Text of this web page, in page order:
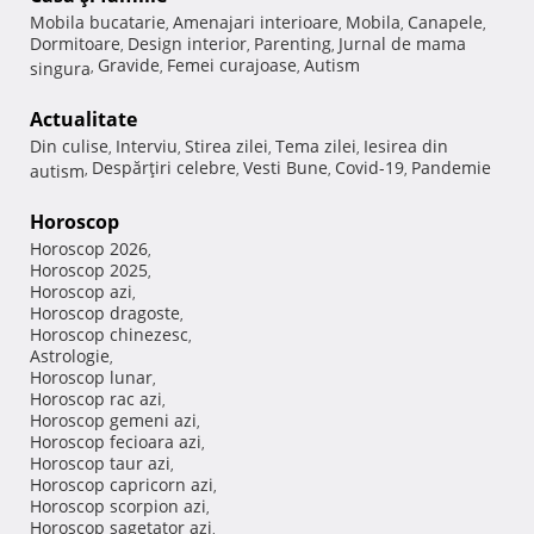
Mobila bucatarie, Amenajari interioare, Mobila, Canapele,
Dormitoare, Design interior, Parenting, Jurnal de mama
singura, Gravide, Femei curajoase, Autism
Actualitate
Din culise, Interviu, Stirea zilei, Tema zilei, Iesirea din
autism, Despărţiri celebre, Vesti Bune, Covid-19, Pandemie
Horoscop
Horoscop 2026,
Horoscop 2025,
Horoscop azi,
Horoscop dragoste,
Horoscop chinezesc,
Astrologie,
Horoscop lunar,
Horoscop rac azi,
Horoscop gemeni azi,
Horoscop fecioara azi,
Horoscop taur azi,
Horoscop capricorn azi,
Horoscop scorpion azi,
Horoscop sagetator azi,